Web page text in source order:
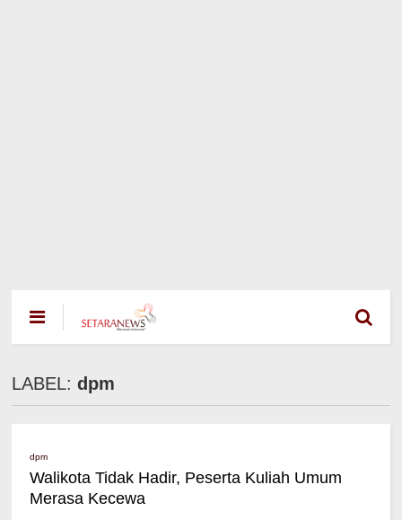
LABEL:dpm
dpm
Walikota Tidak Hadir, Peserta Kuliah Umum
Merasa Kecewa